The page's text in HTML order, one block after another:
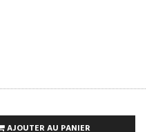
AJOUTER AU PANIER